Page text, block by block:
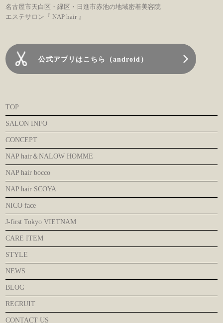
名古屋市天白区・緑区・日進市赤池の地域密着美容院
エステサロン『 NAP hair 』
公式アプリはこちら（android）
TOP
SALON INFO
CONCEPT
NAP hair＆NALOW HOMME
NAP hair bocco
NAP hair SCOYA
NICO face
J-first Tokyo VIETNAM
CARE ITEM
STYLE
NEWS
BLOG
RECRUIT
CONTACT US